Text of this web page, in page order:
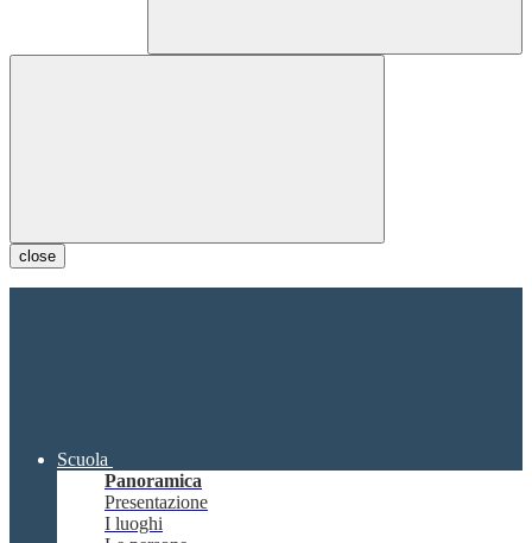
close
Scuola
Panoramica
Presentazione
I luoghi